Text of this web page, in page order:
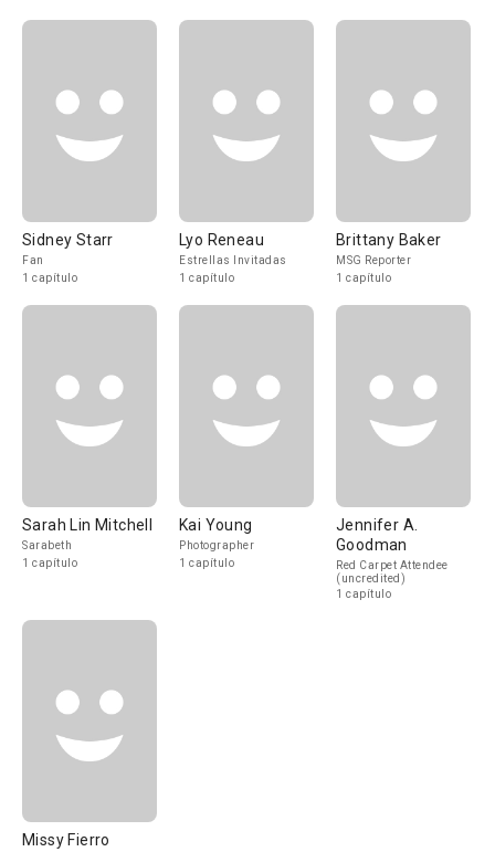
Sidney Starr
Fan
1 capítulo
Lyo Reneau
Estrellas Invitadas
1 capítulo
Brittany Baker
MSG Reporter
1 capítulo
Sarah Lin Mitchell
Sarabeth
1 capítulo
Kai Young
Photographer
1 capítulo
Jennifer A.
Goodman
Red Carpet Attendee
(uncredited)
1 capítulo
Missy Fierro